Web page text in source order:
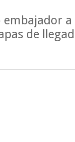
de